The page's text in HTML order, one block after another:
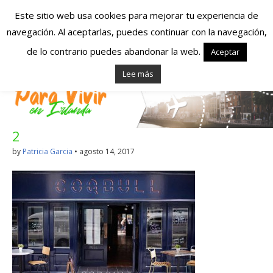
Españoles en
Irlanda – Vivir en
Irlanda – Trabajo
en Irlanda –
Alojamiento en
Irlanda
Blog dedicado a los que viven, estudian y trabajan en
Irlanda!
2
by Patricia Garcia • agosto 14, 2017
Este sitio web usa cookies para mejorar tu experiencia de
navegación. Al aceptarlas, puedes continuar con la navegación,
de lo contrario puedes abandonar la web.
Aceptar
Lee más